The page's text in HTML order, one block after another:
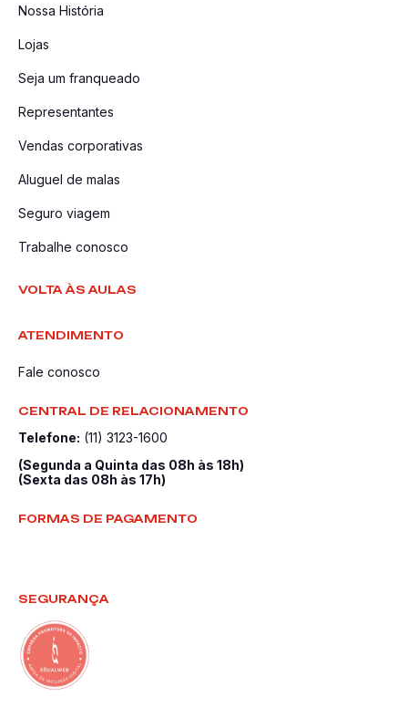
Nossa História
Lojas
Seja um franqueado
Representantes
Vendas corporativas
Aluguel de malas
Seguro viagem
Trabalhe conosco
VOLTA ÀS AULAS
ATENDIMENTO
Fale conosco
CENTRAL DE RELACIONAMENTO
Telefone: (11) 3123-1600
(Segunda a Quinta das 08h às 18h)
(Sexta das 08h às 17h)
FORMAS DE PAGAMENTO
SEGURANÇA